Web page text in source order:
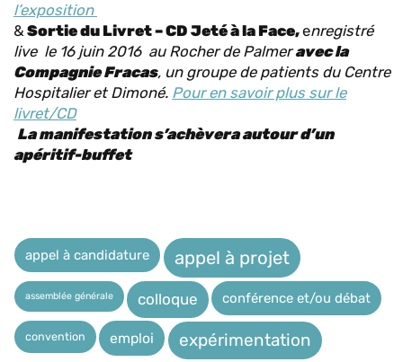
l’exposition
& Sortie du Livret – CD Jeté à la Face,enregistré
live le 16 juin 2016 au Rocher de Palmeravec la
Compagnie Fracas, un groupe de patients du Centre
Hospitalier et Dimoné. Pour en savoir plus sur le
livret/CD
La manifestation s’achèvera autour d’un
apéritif-buffet
appel à candidature appel à projet
assemblée générale colloque conférence et/ou débat
convention emploi expérimentation